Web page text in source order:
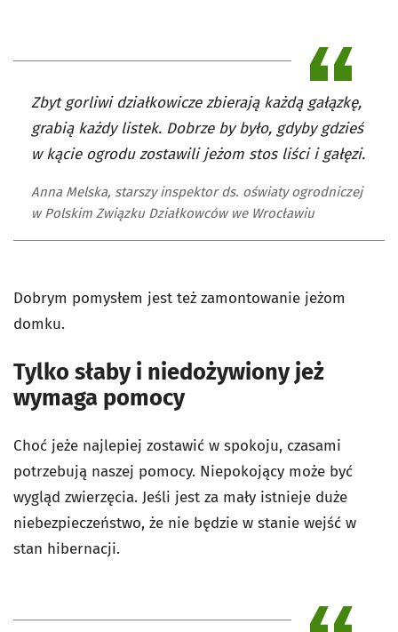
Zbyt gorliwi działkowicze zbierają każdą gałązkę,
grabią każdy listek. Dobrze by było, gdyby gdzieś
w kącie ogrodu zostawili jeżom stos liści i gałęzi.
Anna Melska, starszy inspektor ds. oświaty ogrodniczej
w Polskim Związku Działkowców we Wrocławiu
Dobrym pomysłem jest też zamontowanie jeżom
domku.
Tylko słaby i niedożywiony jeż
wymaga pomocy
Choć jeże najlepiej zostawić w spokoju, czasami
potrzebują naszej pomocy. Niepokojący może być
wygląd zwierzęcia. Jeśli jest za mały istnieje duże
niebezpieczeństwo, że nie będzie w stanie wejść w
stan hibernacji.